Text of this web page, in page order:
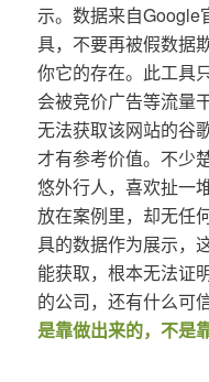
示。数据来自Google
具，不要再被假数据
你它的存在。此工具
会被竞价广告等流量
无法获取该网站的谷
才有参考价值。不少
悠外行人，喜欢扯一
放在案例里，却无任
具的数据作为展示，
能获取，根本无法证
的公司，还有什么可
是靠做出来的，不是